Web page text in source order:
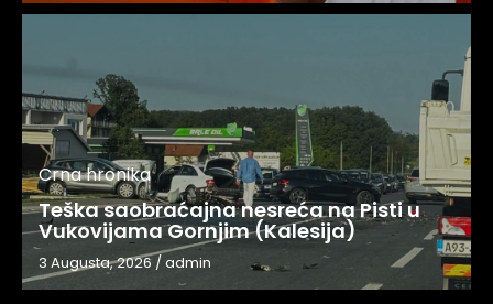
Crna hronika
Teška saobraćajna nesreća na Pisti u
Vukovijama Gornjim (Kalesija)
3 Augusta, 2026 / admin